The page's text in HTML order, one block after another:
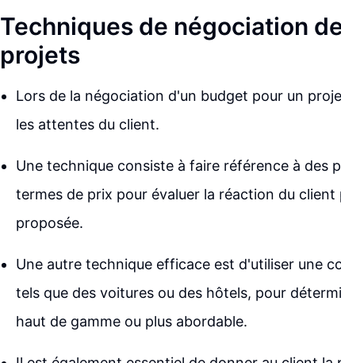
Techniques de négociation
projets
Lors de la négociation d'un budget pour un
les attentes du client.
Une technique consiste à faire référence à des
termes de prix pour évaluer la réaction du
proposée.
Une autre technique efficace est d'utiliser une
tels que des voitures ou des hôtels, pour
haut de gamme ou plus abordable.